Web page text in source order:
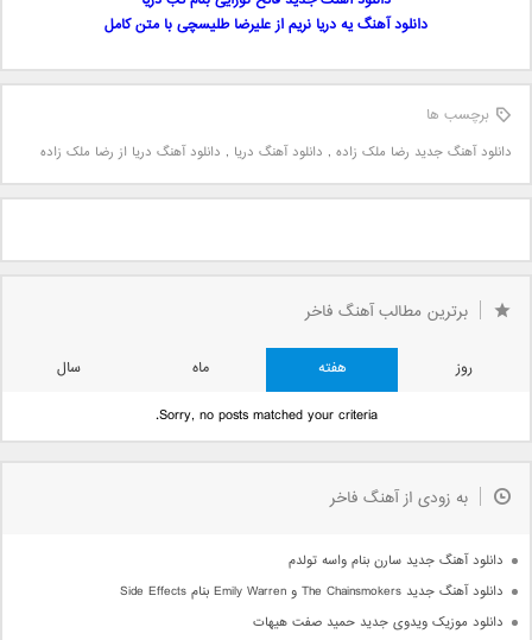
دانلود آهنگ یه دریا نریم از علیرضا طلیسچی با متن کامل
برچسب ها
دانلود آهنگ جدید رضا ملک زاده , دانلود آهنگ دریا , دانلود آهنگ دریا از رضا ملک زاده
برترین مطالب آهنگ فاخر
روز هفته ماه
سال
Sorry, no posts matched your criteria.
به زودی از آهنگ فاخر
دانلود آهنگ جدید سارن بنام واسه تولدم
دانلود آهنگ جدید The Chainsmokers و Emily Warren بنام Side Effects
دانلود موزیک ویدوی جدید حمید صفت هیهات